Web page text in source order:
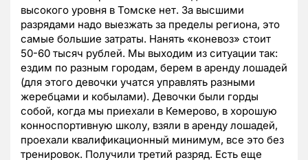
высокого уровня в Томске нет. За высшими
разрядами надо выезжать за пределы региона, это
самые большие затраты. Нанять «коневоз» стоит
50-60 тысяч рублей. Мы выходим из ситуации так:
ездим по разным городам, берем в аренду лошадей
(для этого девочки учатся управлять разными
жеребцами и кобылами). Девочки были горды
собой, когда мы приехали в Кемерово, в хорошую
конноспортивную школу, взяли в аренду лошадей,
проехали квалификационный минимум, все это без
тренировок. Получили третий разряд. Есть еще